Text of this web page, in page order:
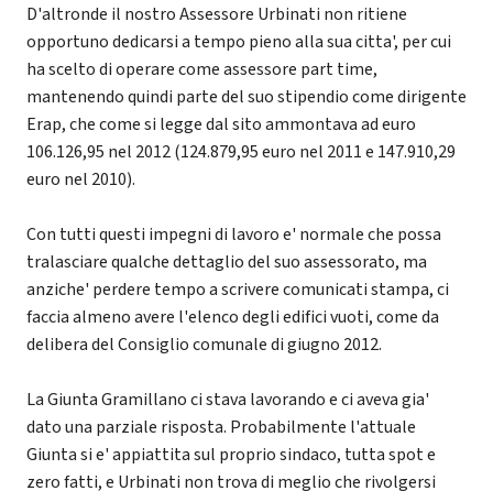
D'altronde il nostro Assessore Urbinati non ritiene
opportuno dedicarsi a tempo pieno alla sua citta', per cui
ha scelto di operare come assessore part time,
mantenendo quindi parte del suo stipendio come dirigente
Erap, che come si legge dal sito ammontava ad euro
106.126,95 nel 2012 (124.879,95 euro nel 2011 e 147.910,29
euro nel 2010).
Con tutti questi impegni di lavoro e' normale che possa
tralasciare qualche dettaglio del suo assessorato, ma
anziche' perdere tempo a scrivere comunicati stampa, ci
faccia almeno avere l'elenco degli edifici vuoti, come da
delibera del Consiglio comunale di giugno 2012.
La Giunta Gramillano ci stava lavorando e ci aveva gia'
dato una parziale risposta. Probabilmente l'attuale
Giunta si e' appiattita sul proprio sindaco, tutta spot e
zero fatti, e Urbinati non trova di meglio che rivolgersi